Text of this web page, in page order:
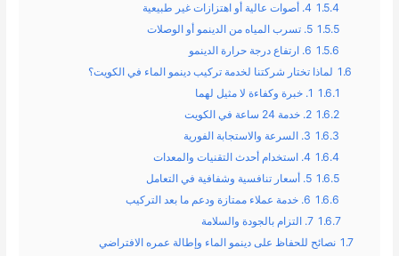
1.5.4 4. أصوات عالية أو اهتزازات غير طبيعية
1.5.5 5. تسرب المياه من الدينمو أو الوصلات
1.5.6 6. ارتفاع درجة حرارة الدينمو
1.6 لماذا تختار شركتنا لخدمة تركيب دينمو الماء في الكويت؟
1.6.1 1. خبرة وكفاءة لا مثيل لهما
1.6.2 2. خدمة 24 ساعة في الكويت
1.6.3 3. السرعة والاستجابة الفورية
1.6.4 4. استخدام أحدث التقنيات والمعدات
1.6.5 5. أسعار تنافسية وشفافية في التعامل
1.6.6 6. خدمة عملاء ممتازة ودعم ما بعد التركيب
1.6.7 7. التزام بالجودة والسلامة
1.7 نصائح للحفاظ على دينمو الماء وإطالة عمره الافتراضي